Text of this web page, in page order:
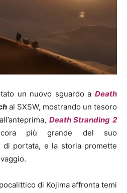
un nuovo sguardo a Death
al SXSW, mostrando un tesoro
Death Stranding 2
più grande del suo
portata, e la storia promette
di Kojima affronta temi